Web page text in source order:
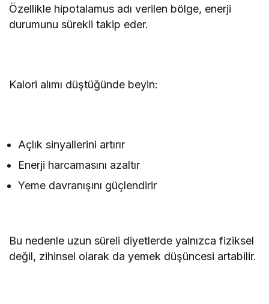
Özellikle hipotalamus adı verilen bölge, enerji
durumunu sürekli takip eder.
Kalori alımı düştüğünde beyin:
Açlık sinyallerini artırır
Enerji harcamasını azaltır
Yeme davranışını güçlendirir
Bu nedenle uzun süreli diyetlerde yalnızca fiziksel
değil, zihinsel olarak da yemek düşüncesi artabilir.